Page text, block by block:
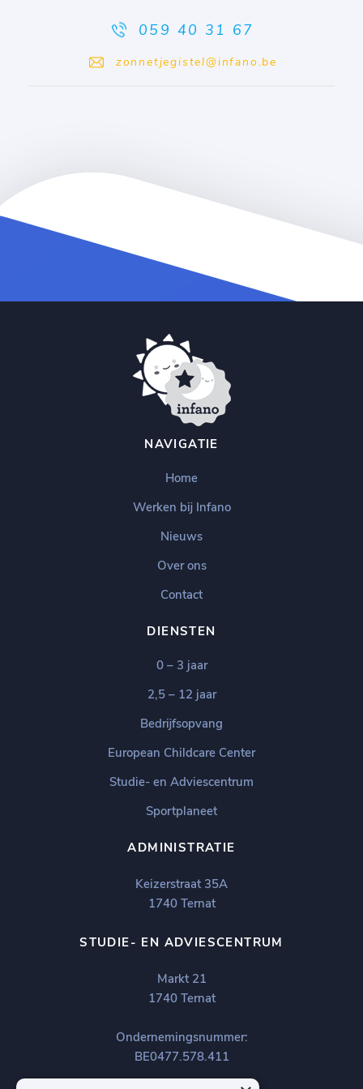
059 40 31 67
zonnetjegistel@infano.be
NAVIGATIE
Home
Werken bij Infano
Nieuws
Over ons
Contact
DIENSTEN
0 – 3 jaar
2,5 – 12 jaar
Bedrijfsopvang
European Childcare Center
Studie- en Adviescentrum
Sportplaneet
ADMINISTRATIE
Keizerstraat 35A
1740 Ternat
STUDIE- EN ADVIESCENTRUM
Markt 21
1740 Ternat
Ondernemingsnummer:
BE0477.578.411